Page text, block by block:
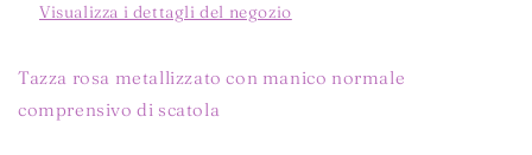
Visualizza i dettagli del negozio
Tazza rosa metallizzato con manico normale
comprensivo di scatola